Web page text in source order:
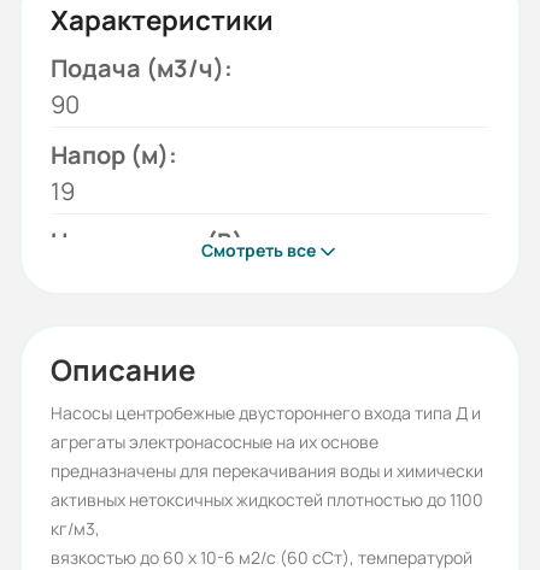
Характеристики
Подача (м3/ч):
90
Напор (м):
19
Напряжение (В):
1Д
Мощность двигателя (кВт):
15
Бренд:
ESQ
Смотреть все
Описание
Насосы центробежные двустороннего входа типа Д и
агрегаты электронасосные на их основе
предназначены для перекачивания воды и химически
активных нетоксичных жидкостей плотностью до 1100
кг/м3,
вязкостью до 60 х 10-6 м2/с (60 сСт), температурой